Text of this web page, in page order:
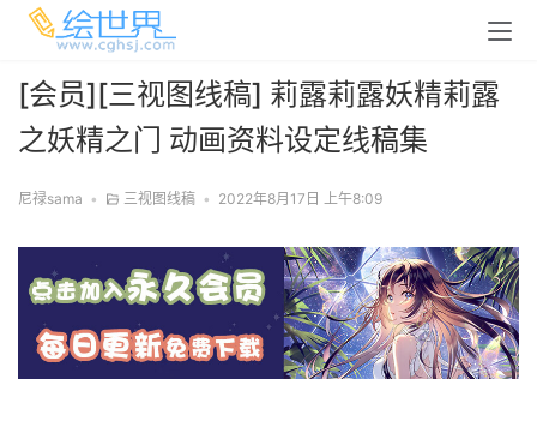
[会员][三视图线稿] 莉露莉露妖精莉露
之妖精之门 动画资料设定线稿集
尼禄sama • 三视图线稿 • 2022年8月17日 上午8:09